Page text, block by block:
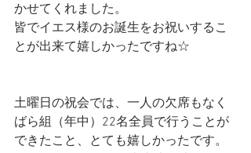
かせてくれました。
皆でイエス様のお誕生をお祝いするこ
とが出来て嬉しかったですね☆
土曜日の祝会では、一人の欠席もなく
ばら組（年中）22名全員で行うことが
できたこと、とても嬉しかったです。